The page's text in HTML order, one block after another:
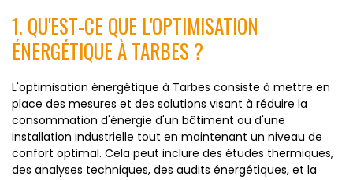
1. QU'EST-CE QUE L'OPTIMISATION
ÉNERGÉTIQUE À TARBES ?
L'optimisation énergétique à Tarbes consiste à mettre en
place des mesures et des solutions visant à réduire la
consommation d'énergie d'un bâtiment ou d'une
installation industrielle tout en maintenant un niveau de
confort optimal. Cela peut inclure des études thermiques,
des analyses techniques, des audits énergétiques, et la